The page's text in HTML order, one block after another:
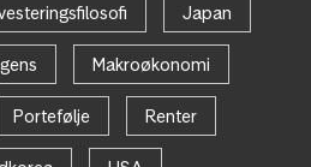
Japan
Makroøkonomi
Portefølje Renter